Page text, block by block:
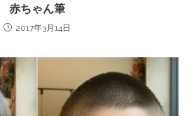
赤ちゃん筆
2017年3月14日